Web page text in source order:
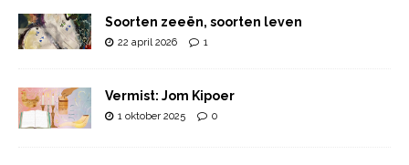
Soorten zeeën, soorten leven
22 april 2026 1
Vermist: Jom Kipoer
1 oktober 2025 0